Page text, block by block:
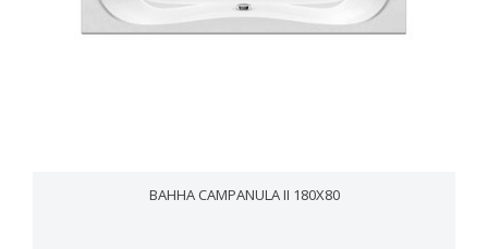
ВАННА CAMPANULA II 180X80